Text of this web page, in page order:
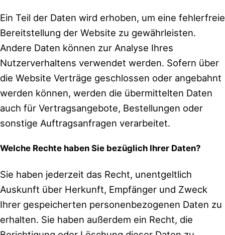
Ein Teil der Daten wird erhoben, um eine fehlerfreie
Bereitstellung der Website zu gewährleisten.
Andere Daten können zur Analyse Ihres
Nutzerverhaltens verwendet werden. Sofern über
die Website Verträge geschlossen oder angebahnt
werden können, werden die übermittelten Daten
auch für Vertragsangebote, Bestellungen oder
sonstige Auftragsanfragen verarbeitet.
Welche Rechte haben Sie bezüglich Ihrer Daten?
Sie haben jederzeit das Recht, unentgeltlich
Auskunft über Herkunft, Empfänger und Zweck
Ihrer gespeicherten personenbezogenen Daten zu
erhalten. Sie haben außerdem ein Recht, die